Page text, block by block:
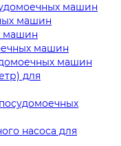
машин
машин
машин
машин
машин
для
насоса для